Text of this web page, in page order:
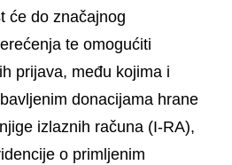
će do značajnog
te omogućiti
prijava, među kojima i
donacijama hrane
izlaznih računa (I-RA),
o primljenim